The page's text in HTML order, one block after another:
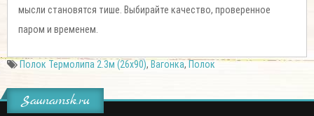
мысли становятся тише. Выбирайте качество, проверенное
паром и временем.
Полок Термолипа 2.3м (26х90),Вагонка,Полок
Saunamsk.ru